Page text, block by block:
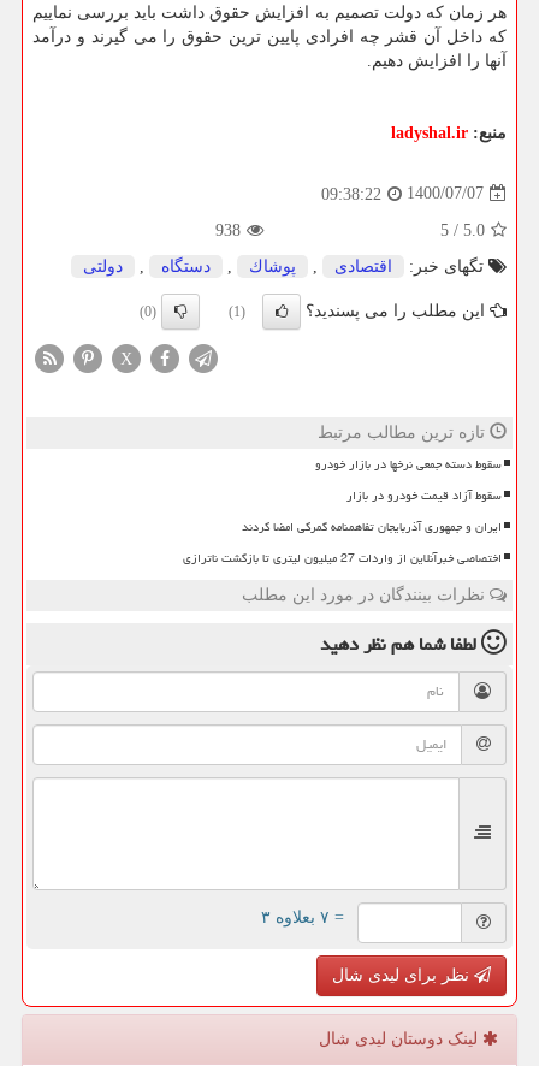
هر زمان که دولت تصمیم به افزایش حقوق داشت باید بررسی نماییم
که داخل آن قشر چه افرادی پایین ترین حقوق را می گیرند و درآمد
آنها را افزایش دهیم.
منبع: ladyshal.ir
1400/07/07
09:38:22
5.0
/
5
938
تگهای خبر:
اقتصادی پوشاك دستگاه دولتی
این مطلب را می پسندید؟ (1)
(0)
X
تازه ترین مطالب مرتبط
سقوط دسته جمعی نرخها در بازار خودرو
سقوط آزاد قیمت خودرو در بازار
ایران و جمهوری آذربایجان تفاهمنامه گمرکی امضا کردند
اختصاصی خبرآنلاین از واردات 27 میلیون لیتری تا بازگشت ناترازی
نظرات بینندگان در مورد این مطلب
لطفا شما همنظر دهید
= ۷ بعلاوه ۳
نظر برای لیدی شال
لینک دوستان لیدی شال